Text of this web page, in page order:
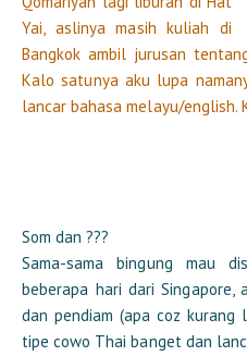
Yai, aslinya masih kuliah di
Bangkok ambil jurusan
Kalo satunya aku lupa
lancar bahasa melayu/english.
Som dan ???
Sama-sama bingung mau
beberapa hari dari Singapore,
dan pendiam (apa coz kurang
tipe cowo Thai banget dan